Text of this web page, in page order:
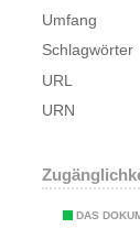
Umfang
Schlagwörter
URL
URN
DAS